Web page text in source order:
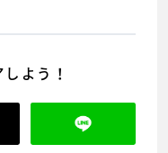
よう！